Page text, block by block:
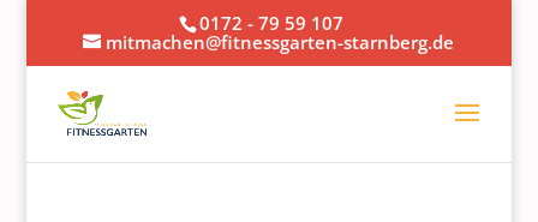
0172 - 79 59 107
mitmachen@fitnessgarten-starnberg.de